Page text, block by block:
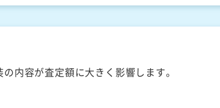
内容が査定額に大きく影響します。